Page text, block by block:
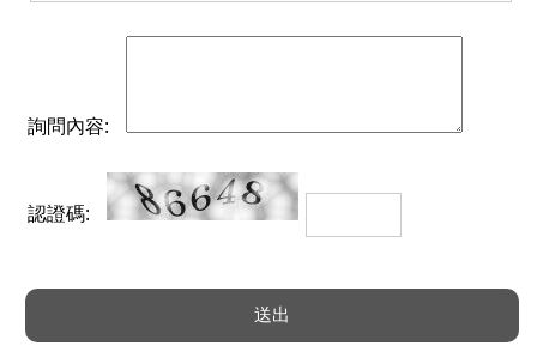
詢問內容:
認證碼: